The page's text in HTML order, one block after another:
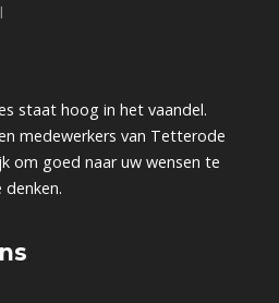
staat hoog in het vaandel.
medewerkers van Tetterode
om goed naar uw wensen te